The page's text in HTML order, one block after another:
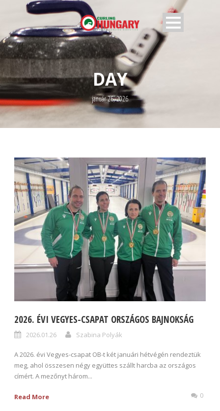
DAY
január 26, 2026
2026. ÉVI VEGYES-CSAPAT ORSZÁGOS BAJNOKSÁG
2026.01.26 Szabina Polyák
A 2026. évi Vegyes-csapat OB-t két januári hétvégén rendeztük
meg, ahol összesen négy együttes szállt harcba az országos
címért. A mezőnyt három...
Read More 0